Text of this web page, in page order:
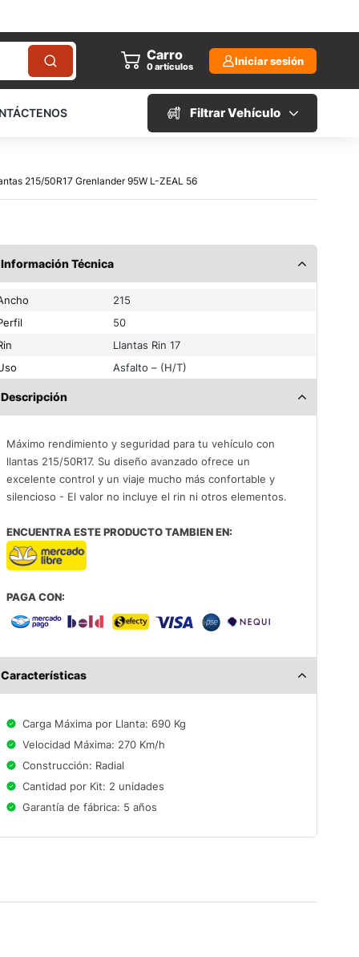
Carro
0artículos Iniciar sesión
Filtrar Vehículo
215/50R17 Grenlander 95W L-ZEAL 56
Información Técnica
215
50
Llantas Rin 17
Asfalto – (H/T)
Descripción
Máximo rendimiento y seguridad para tu vehículo con
llantas 215/50R17. Su diseño avanzado ofrece un
excelente control y un viaje mucho más confortable y
silencioso - El valor no incluye el rin ni otros elementos.
ENCUENTRA ESTE PRODUCTO TAMBIEN EN:
PAGA CON:
Características
Carga Máxima por Llanta: 690 Kg
Velocidad Máxima: 270 Km/h
Construcción: Radial
Cantidad por Kit: 2 unidades
Garantía de fábrica: 5 años